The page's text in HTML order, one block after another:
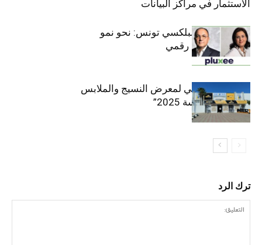
الاستثمار في مراكز البيانات
قيادة مزدوجة لبلكسي تونس: نحو نمو
متسارع وتحول رقمي
الافتتاح الرسمي لمعرض النسيج والملابس
“إنترتكس سوسة 2025”
ترك الرد